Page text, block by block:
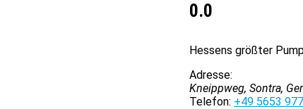
0.0
Hessens größter
Adresse:
Kneippweg, Sontra,
Telefon: +49 5653